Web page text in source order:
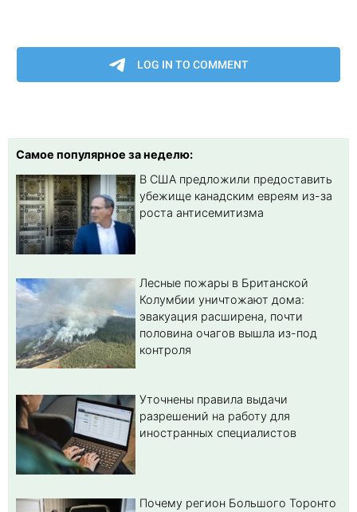
Самое популярное за неделю:
В США предложили предоставить
убежище канадским евреям из-за
роста антисемитизма
Лесные пожары в Британской
Колумбии уничтожают дома:
эвакуация расширена, почти
половина очагов вышла из-под
контроля
Уточнены правила выдачи
разрешений на работу для
иностранных специалистов
Почему регион Большого Торонто